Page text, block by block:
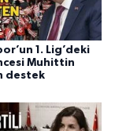
1. Lig’deki
Muhittin
destek